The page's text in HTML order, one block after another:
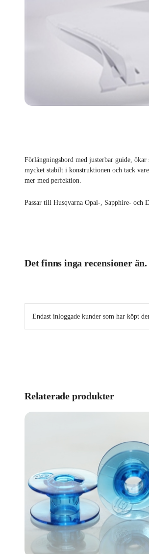
Förlängningsbord med justerbar guide,
mycket stabilt i konstruktionen och tack
mer med perfektion.
Passar till Husqvarna Opal-, Sapphire- och
Det finns inga recensioner än.
Endast inloggade kunder som har köpt
Relaterade produkter